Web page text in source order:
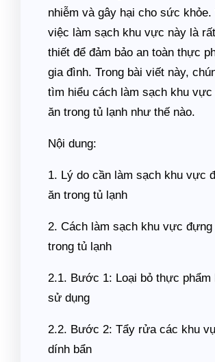
nhiễm và gây hại cho sức khỏe.
việc làm sạch khu vực này là
thiết để đảm bảo an toàn thực
gia đình. Trong bài viết này,
tìm hiểu cách làm sạch khu vực
ăn trong tủ lạnh như thế nào.
Nội dung:
1. Lý do cần làm sạch khu vực
ăn trong tủ lạnh
2. Cách làm sạch khu vực đựng
trong tủ lạnh
2.1. Bước 1: Loại bỏ thực phẩm
sử dụng
2.2. Bước 2: Tẩy rửa các khu
dính bẩn